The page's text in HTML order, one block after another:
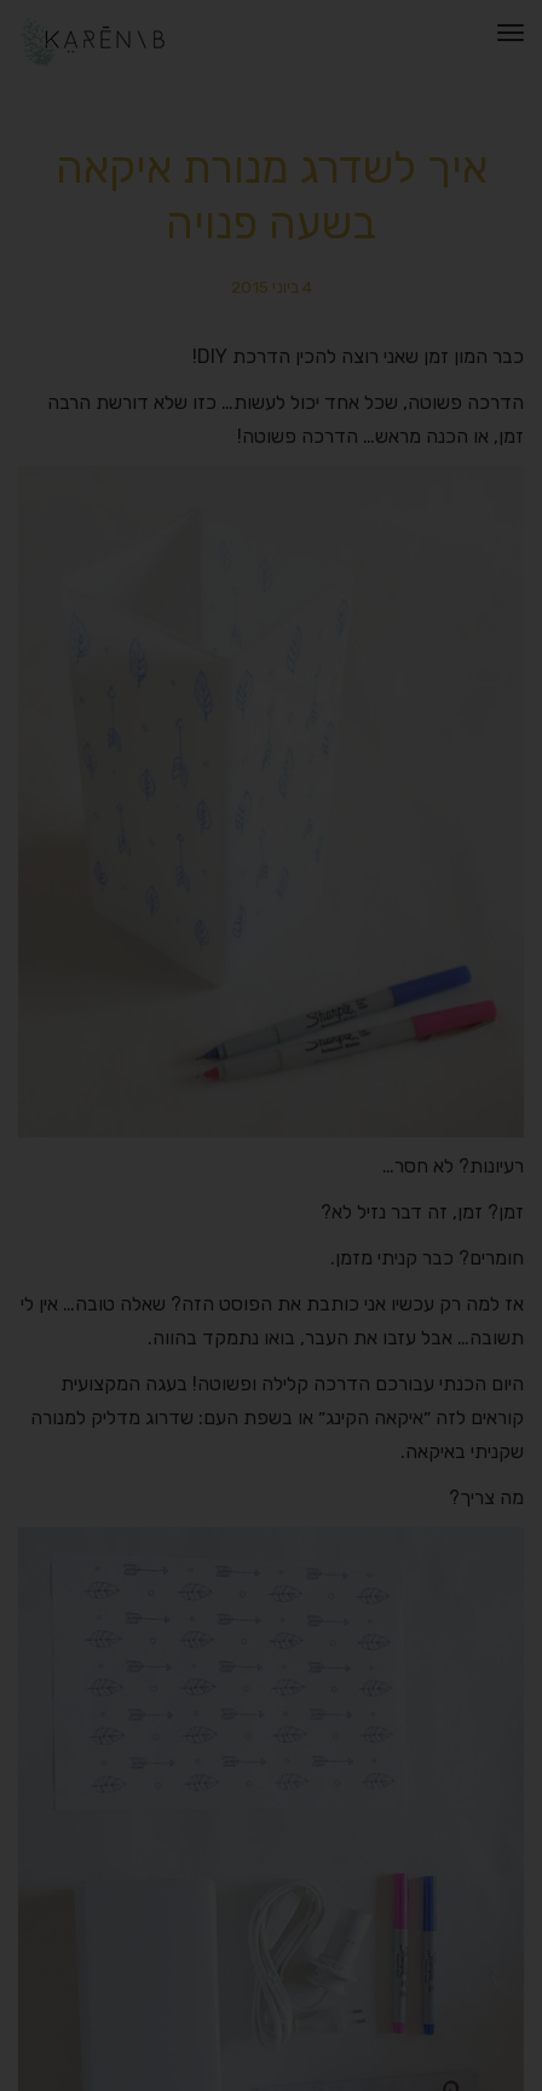
תפריט
איך לשדרג מנורת איקאה
בשעה פנויה
4 ביוני 2015
כבר המון זמן שאני רוצה להכין הדרכת DIY!
הדרכה פשוטה, שכל אחד יכול לעשות… כזו שלא דורשת הרבה
זמן, או הכנה מראש… הדרכה פשוטה!
רעיונות? לא חסר…
זמן? זמן, זה דבר נזיל לא?
חומרים? כבר קניתי מזמן.
אז למה רק עכשיו אני כותבת את הפוסט הזה? שאלה טובה… אין לי
תשובה… אבל עזבו את העבר, בואו נתמקד בהווה.
היום הכנתי עבורכם הדרכה קלילה ופשוטה! בעגה המקצועית
קוראים לזה ״איקאה הקינג״ או בשפת העם: שדרוג מדליק למנורה
שקניתי באיקאה.
מה צריך?